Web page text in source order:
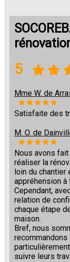
5
Mme W. de
Satisfaite des
M. O. de
Nous avons
réaliser la
loin du chantier
appréhension
Cependant,
relation de
chaque étape
maison.
Bref, nous
recommandons
suivre leurs